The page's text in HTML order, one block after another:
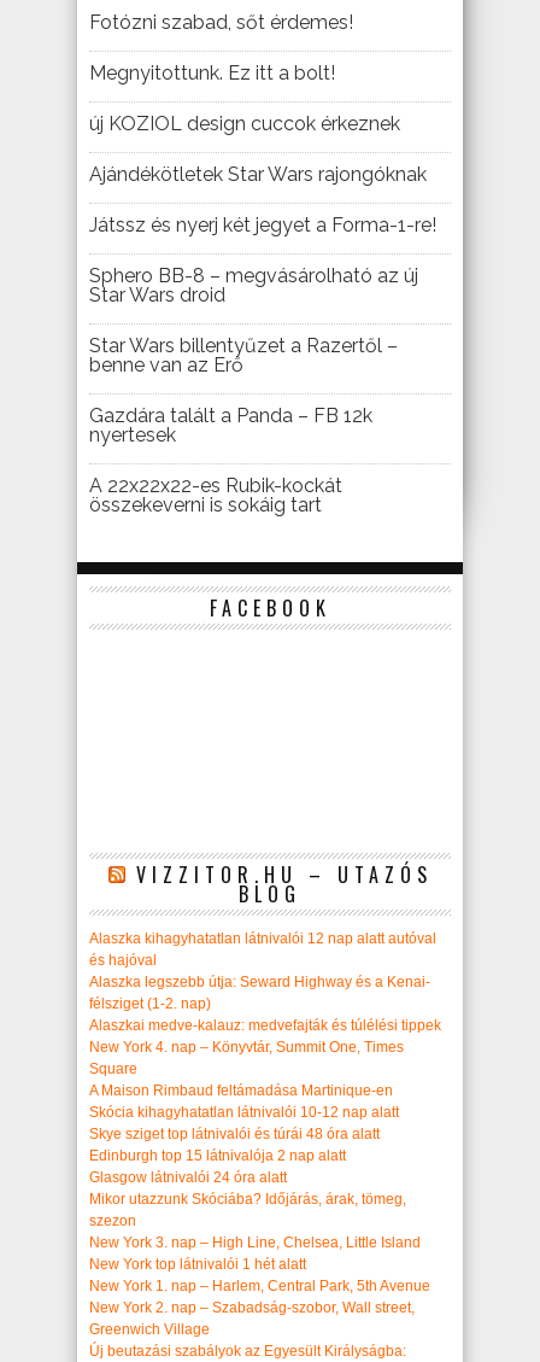
Fotózni szabad, sőt érdemes!
Megnyitottunk. Ez itt a bolt!
új KOZIOL design cuccok érkeznek
Ajándékötletek Star Wars rajongóknak
Játssz és nyerj két jegyet a Forma-1-re!
Sphero BB-8 – megvásárolható az új
Star Wars droid
Star Wars billentyűzet a Razertől –
benne van az Erő
Gazdára talált a Panda – FB 12k
nyertesek
A 22x22x22-es Rubik-kockát
összekeverni is sokáig tart
FACEBOOK
VIZZITOR.HU – UTAZÓS
BLOG
Alaszka kihagyhatatlan látnivalói 12 nap alatt autóval
és hajóval
Alaszka legszebb útja: Seward Highway és a Kenai-
félsziget (1-2. nap)
Alaszkai medve-kalauz: medvefajták és túlélési tippek
New York 4. nap – Könyvtár, Summit One, Times
Square
A Maison Rimbaud feltámadása Martinique-en
Skócia kihagyhatatlan látnivalói 10-12 nap alatt
Skye sziget top látnivalói és túrái 48 óra alatt
Edinburgh top 15 látnivalója 2 nap alatt
Glasgow látnivalói 24 óra alatt
Mikor utazzunk Skóciába? Időjárás, árak, tömeg,
szezon
New York 3. nap – High Line, Chelsea, Little Island
New York top látnivalói 1 hét alatt
New York 1. nap – Harlem, Central Park, 5th Avenue
New York 2. nap – Szabadság-szobor, Wall street,
Greenwich Village
Új beutazási szabályok az Egyesült Királyságba: